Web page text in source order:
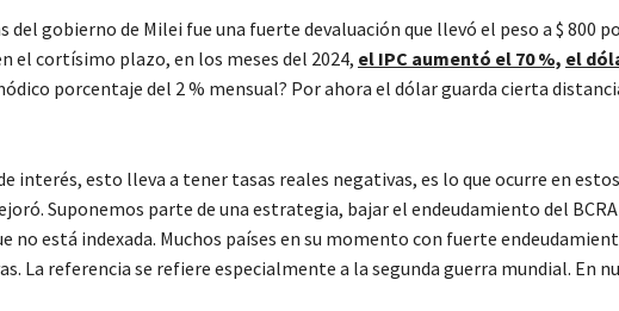
gobierno de Milei fue una fuerte devaluación que llevó el peso a $ 800
el cortísimo plazo, en los meses del 2024, el IPC aumentó el 70 %, el
porcentaje del 2 % mensual? Por ahora el dólar guarda cierta
esto lleva a tener tasas reales negativas, es lo que ocurre en
Suponemos parte de una estrategia, bajar el endeudamiento del
no está indexada. Muchos países en su momento con fuerte
La referencia se refiere especialmente a la segunda guerra mundial. En